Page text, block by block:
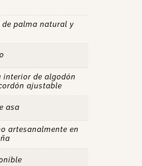
de palma natural y
interior de algodón
ajustable
asa
artesanalmente en